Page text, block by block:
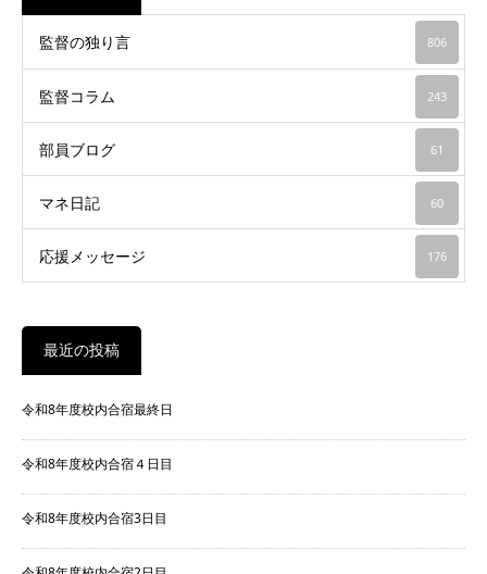
監督の独り言 806
監督コラム 243
部員ブログ 61
マネ日記 60
応援メッセージ 176
最近の投稿
令和8年度校内合宿最終日
令和8年度校内合宿４日目
令和8年度校内合宿3日目